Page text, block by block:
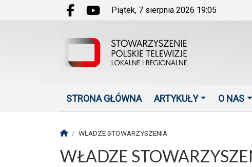
Przejdź do głównych treści
Przejdź do wyszukiwarki
Przejdź do głównego menu
Facebook.com
Youtube.com
piątek, 7 sierpnia 2026 19:05
STRONA GŁÓWNA ARTYKUŁY O NAS
Strona główna
WŁADZE STOWARZYSZENIA
WŁADZE